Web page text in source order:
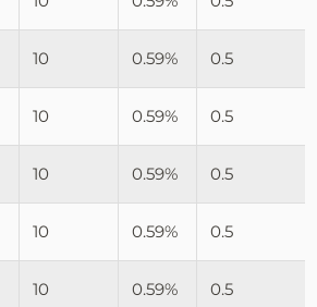
10 0.59% 0.5
10 0.59% 0.5
10 0.59% 0.5
10 0.59% 0.5
10 0.59% 0.5